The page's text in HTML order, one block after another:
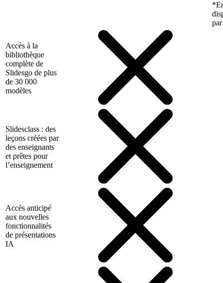
Accès à la
bibliothèque
complète de
Slidesgo de plus
de 30 000
modèles
Slidesclass : des
leçons créées par
des enseignants
et prêtes pour
l’enseignement
Accès anticipé
aux nouvelles
fonctionnalités
de présentations
IA